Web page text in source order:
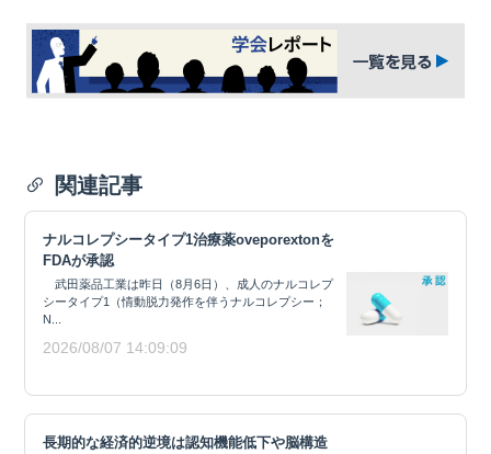
関連記事
ナルコレプシータイプ1治療薬oveporextonを
FDAが承認
武田薬品工業は昨日（8月6日）、成人のナルコレプ
シータイプ1（情動脱力発作を伴うナルコレプシー；
N...
2026/08/07 14:09:09
長期的な経済的逆境は認知機能低下や脳構造